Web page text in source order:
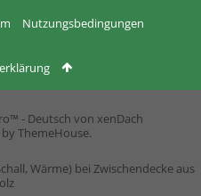
Nutzungsbedingungen
- Deutsch von xenDach
ThemeHouse.
Wärme) bei Zwischendecke aus